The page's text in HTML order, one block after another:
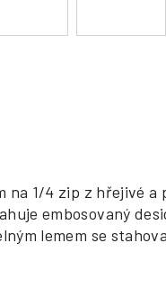
na 1/4 zip z hřejivé
embosovaný
lemem se